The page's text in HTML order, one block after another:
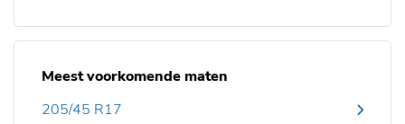
Meest voorkomende maten
205/45 R17